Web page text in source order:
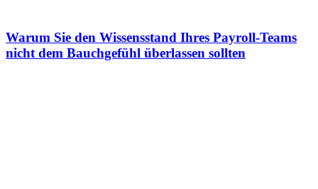
Warum Sie den Wissensstand Ihres Payroll-Teams
nicht dem Bauchgefühl überlassen sollten